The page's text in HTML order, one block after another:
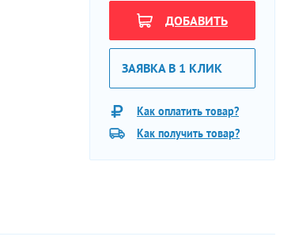
ДОБАВИТЬ
ЗАЯВКА В 1 КЛИК
Как оплатить товар?
Как получить товар?